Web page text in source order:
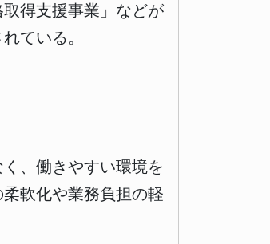
得支援事業」などが
ている。
、働きやすい環境を
軟化や業務負担の軽